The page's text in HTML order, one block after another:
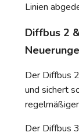
Linien
Diffbus 2
Der Diffbus
und sichert
Der Diffbus